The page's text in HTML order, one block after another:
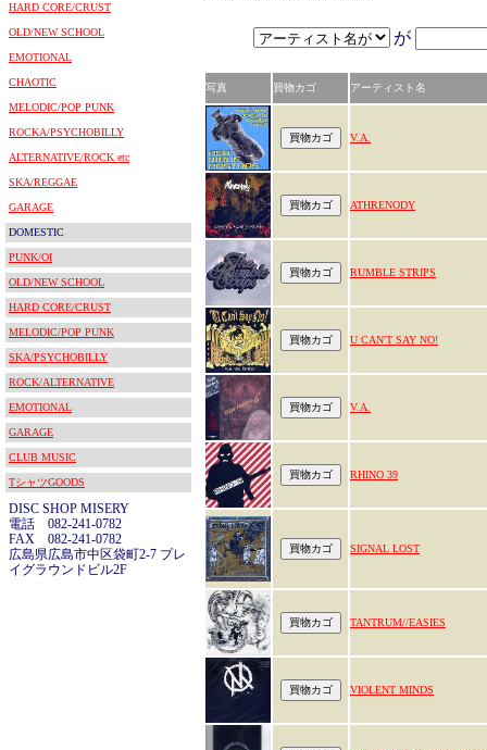
HARD CORE/CRUST
OLD/NEW SCHOOL
EMOTIONAL
CHAOTIC
MELODIC/POP PUNK
ROCKA/PSYCHOBILLY
ALTERNATIVE/ROCK etc
SKA/REGGAE
GARAGE
DOMESTIC
PUNK/OI
OLD/NEW SCHOOL
HARD CORE/CRUST
MELODIC/POP PUNK
SKA/PSYCHOBILLY
ROCK/ALTERNATIVE
EMOTIONAL
GARAGE
CLUB MUSIC
TシャツGOODS
DISC SHOP MISERY
電話 082-241-0782
FAX 082-241-0782
広島県広島市中区袋町2-7 プレ
イグラウンドビル2F
が
写真 買物カゴ アーティスト名
V.A.
ATHRENODY
RUMBLE STRIPS
U CAN'T SAY NO!
V.A.
RHINO 39
SIGNAL LOST
TANTRUM//EASIES
VIOLENT MINDS